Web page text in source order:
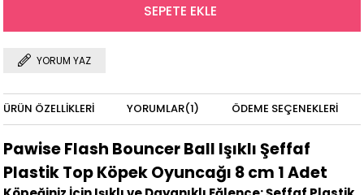
YORUM YAZ
ÜRÜN ÖZELLIKLERI YORUMLAR(1) ÖDEME SEÇENEKLERI
Pawise Flash Bouncer Ball Işıklı Şeffaf
Plastik Top Köpek Oyuncağı 8 cm 1 Adet